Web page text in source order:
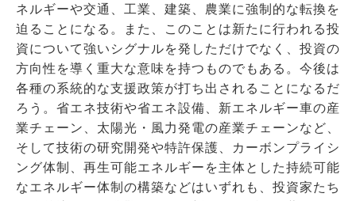
ネルギーや交通、工業、建築、農業に強制的な転換を
迫ることになる。また、このことは新たに行われる投
資について強いシグナルを発しただけでなく、投資の
方向性を導く重大な意味を持つものでもある。今後は
各種の系統的な支援政策が打ち出されることになるだ
ろう。省エネ技術や省エネ設備、新エネルギー車の産
業チェーン、太陽光・風力発電の産業チェーンなど、
そして技術の研究開発や特許保護、カーボンプライシ
ング体制、再生可能エネルギーを主体とした持続可能
なエネルギー体制の構築などはいずれも、投資家たち